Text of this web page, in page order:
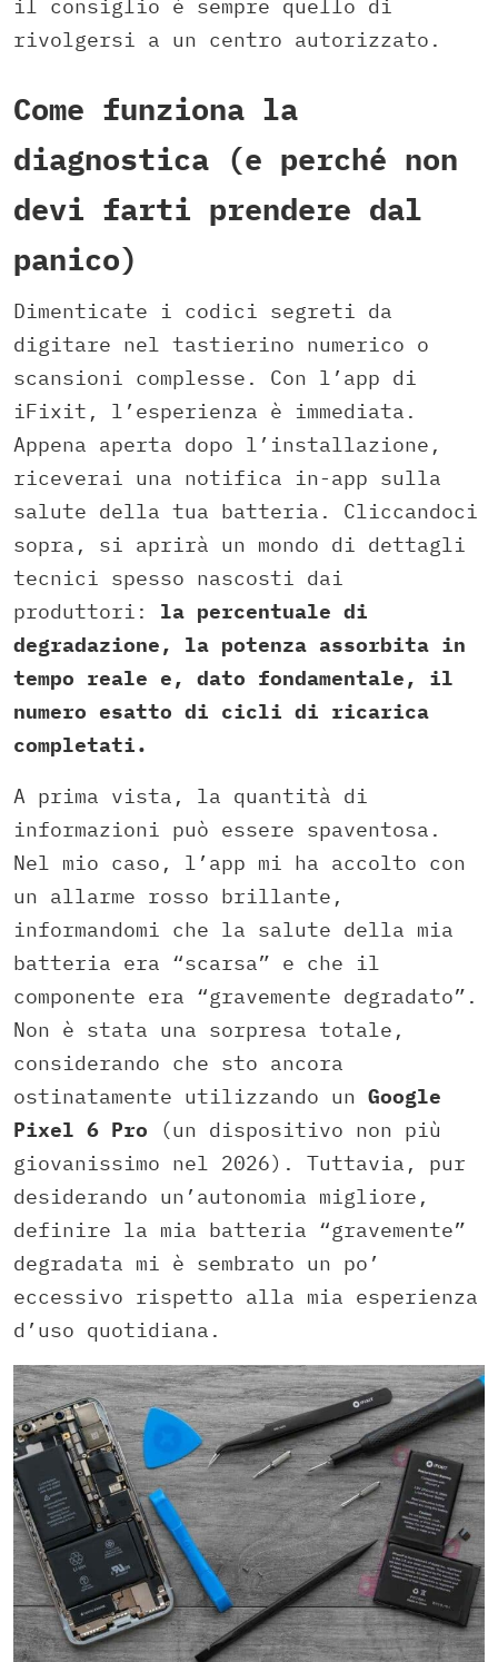
il consiglio è sempre quello di
rivolgersi a un centro autorizzato.
Come funziona la
diagnostica (e perché non
devi farti prendere dal
panico)
Dimenticate i codici segreti da
digitare nel tastierino numerico o
scansioni complesse. Con l’app di
iFixit, l’esperienza è immediata.
Appena aperta dopo l’installazione,
riceverai una notifica in-app sulla
salute della tua batteria. Cliccandoci
sopra, si aprirà un mondo di dettagli
tecnici spesso nascosti dai
produttori: la percentuale di
degradazione, la potenza assorbita in
tempo reale e, dato fondamentale, il
numero esatto di cicli di ricarica
completati.
A prima vista, la quantità di
informazioni può essere spaventosa.
Nel mio caso, l’app mi ha accolto con
un allarme rosso brillante,
informandomi che la salute della mia
batteria era “scarsa” e che il
componente era “gravemente degradato”.
Non è stata una sorpresa totale,
considerando che sto ancora
ostinatamente utilizzando un Google
Pixel 6 Pro (un dispositivo non più
giovanissimo nel 2026). Tuttavia, pur
desiderando un’autonomia migliore,
definire la mia batteria “gravemente”
degradata mi è sembrato un po’
eccessivo rispetto alla mia esperienza
d’uso quotidiana.